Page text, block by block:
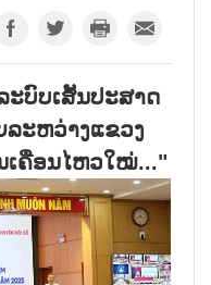
ະບົບເສັ້ນປະສາດ
ລະຫວ່າງແຂວງ
ເຄື່ອນໄຫວໃໝ່..."